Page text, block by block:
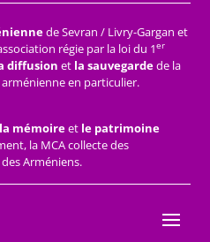
de Sevran / Livry-Gargan et
régie par la loi du 1er
diffusion et la sauvegardede la
en particulier.
la mémoireet le patrimoine
la MCA collecte des
Arméniens.